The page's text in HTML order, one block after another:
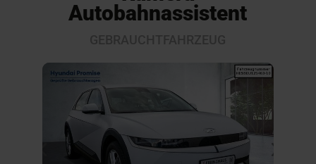
Autobahnassistent